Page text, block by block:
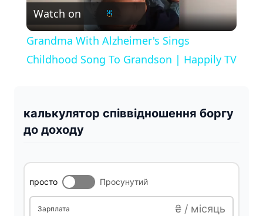
l
a
i
d
Watch on
Grandma With Alzheimer's Sings
Childhood Song To Grandson | Happily TV
калькулятор співвідношення боргу
до доходу
просто Просунутий
Зарплата ₴ / місяць